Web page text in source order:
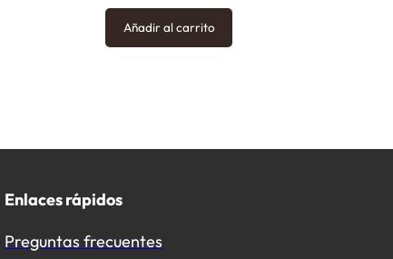
Añadir al carrito
Enlaces rápidos
Preguntas frecuentes